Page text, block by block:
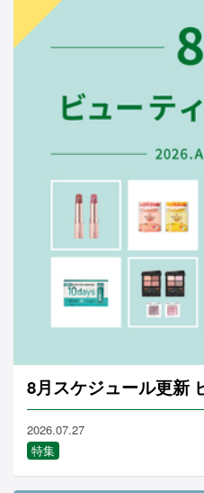
8月スケジュール更新
2026.07.27
特集